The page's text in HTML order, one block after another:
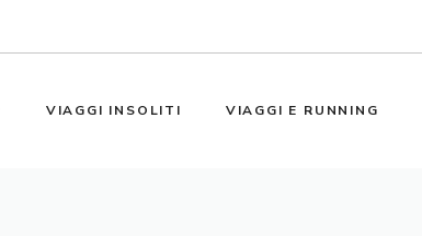
VIAGGI INSOLITI VIAGGI E RUNNING